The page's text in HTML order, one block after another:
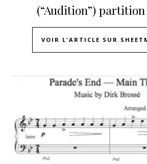
(“Audition”)
VOIR L'ARTICLE SUR